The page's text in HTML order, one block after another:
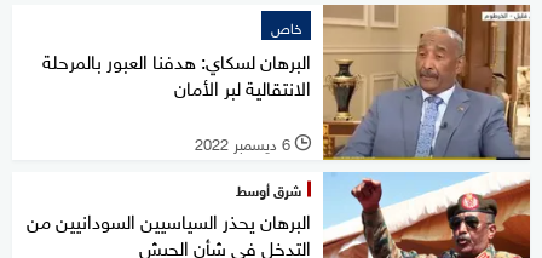
خاص
البرهان لسكاي: هدفنا العبور بالمرحلة
الانتقالية لبر الأمان
l 6 ديسمبر 2022
شرق أوسط
البرهان يحذر السياسيين السودانيين من
التدخل في شأن الجيش